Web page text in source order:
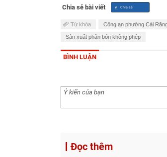
Chia sẻ bài viết
Từ khóa Công an phường Cái
Sản xuất phân bón không phép
BÌNH LUẬN
Đọc thêm